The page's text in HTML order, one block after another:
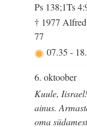
Ps 138;1Ts
† 1977
77
07.35-
6. oktoober
Kuule,
ainus.
oma